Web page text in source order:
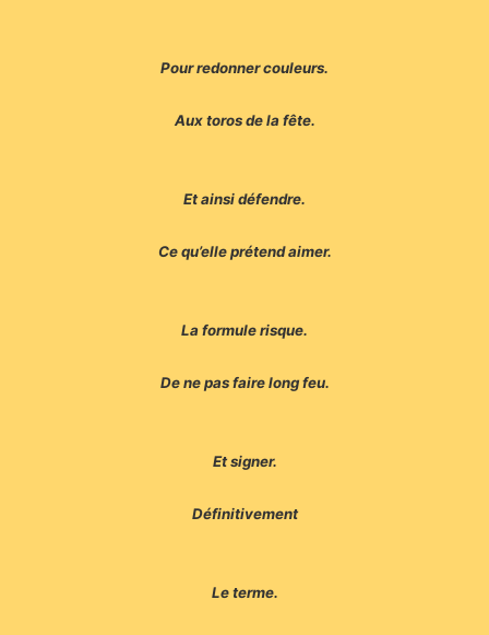
Pour redonner couleurs.
Aux toros de la fête.
Et ainsi défendre.
Ce qu’elle prétend aimer.
La formule risque.
De ne pas faire long feu.
Et signer.
Définitivement
Le terme.